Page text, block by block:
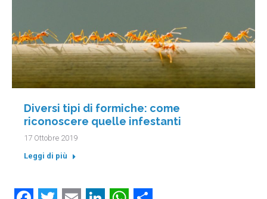
Diversi tipi di formiche: come
riconoscere quelle infestanti
17 Ottobre 2019
Leggi di più